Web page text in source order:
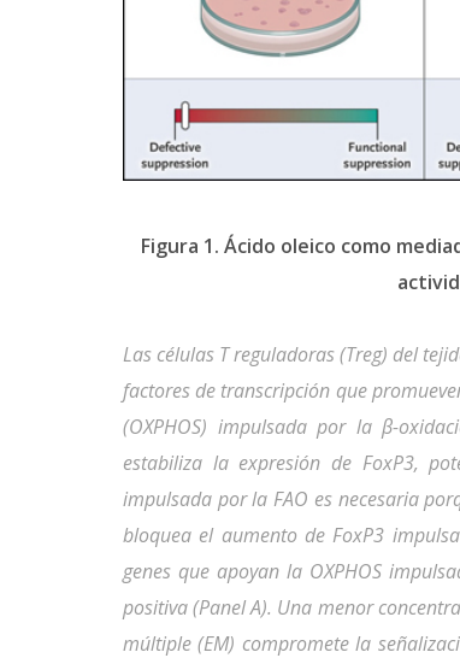
Figura 1. Ácido oleico como
Las células T reguladoras (Treg) del
factores de transcripción que
(OXPHOS) impulsada por la β-
estabiliza la expresión de FoxP3,
impulsada por la FAO es necesaria
bloquea el aumento de FoxP3
genes que apoyan la OXPHOS
positiva (Panel A). Una menor
múltiple (EM) compromete la